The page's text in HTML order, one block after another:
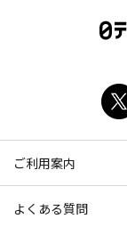
ご利用案内
よくある質問